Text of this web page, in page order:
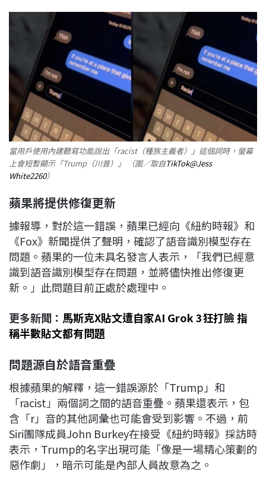
當用戶使用內建聽寫功能說出「racist（種族主義者）」這個詞時，螢幕
上會短暫顯示「Trump（川普）」 （圖／取自TikTok@Jess
White2260）
蘋果將提供修復更新
據報導，對於這一錯誤，蘋果已經向《紐約時報》和
《Fox》新聞提供了聲明，確認了語音識別模型存在
問題。蘋果的一位未具名發言人表示，「我們已經意
識到語音識別模型存在問題，並將儘快推出修復更
新。」此問題目前正處於處理中。
更多新聞： 馬斯克X貼文遭自家AI Grok 3狂打臉 指
稱半數貼文都有問題
問題源自於語音重疊
根據蘋果的解釋，這一錯誤源於「Trump」和
「racist」兩個詞之間的語音重疊。蘋果還表示，包
含「r」音的其他詞彙也可能會受到影響。不過，前
Siri團隊成員John Burkey在接受《紐約時報》採訪時
表示，Trump的名字出現可能「像是一場精心策劃的
惡作劇」，暗示可能是內部人員故意為之。